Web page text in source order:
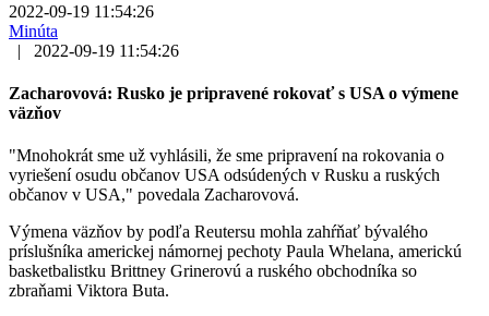
2022-09-19 11:54:26
Minúta
|
2022-09-19 11:54:26
Zacharovová: Rusko je pripravené rokovať s USA o výmene
väzňov
"Mnohokrát sme už vyhlásili, že sme pripravení na rokovania o
vyriešení osudu občanov USA odsúdených v Rusku a ruských
občanov v USA," povedala Zacharovová.
Výmena väzňov by podľa Reutersu mohla zahŕňať bývalého
príslušníka americkej námornej pechoty Paula Whelana, americkú
basketbalistku Brittney Grinerovú a ruského obchodníka so
zbraňami Viktora Buta.